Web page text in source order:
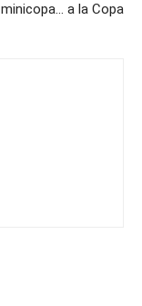
minicopa… a la Copa